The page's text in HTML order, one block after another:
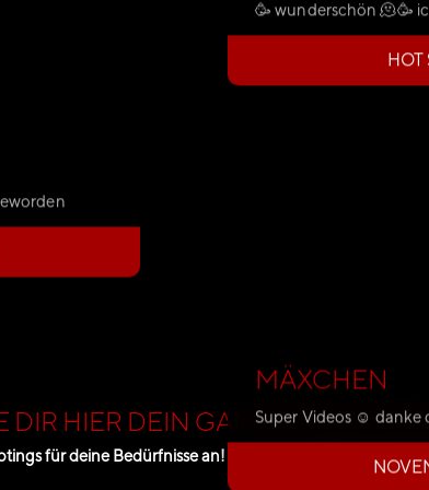
🥳 wunderschön 🫠🥳
HOT
MÄXCHEN
Super Videos ☺️ danke
HIER DEIN GANZ
für deine Bedürfnisse an!
Willst du
Dies